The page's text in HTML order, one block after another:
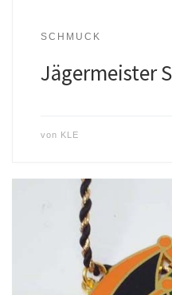
SCHMUCK
Jägermeister
von KLE